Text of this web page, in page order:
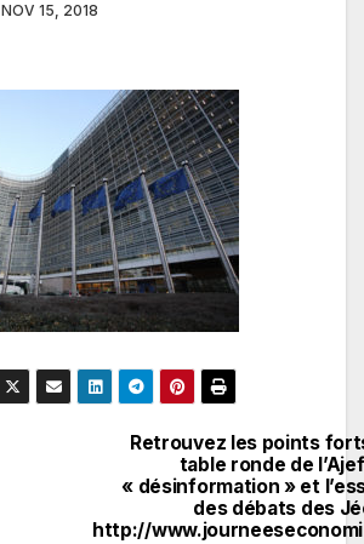
NOV 15, 2018
Retrouvez les points
table ronde de
« désinformation » et
des débats des
http://